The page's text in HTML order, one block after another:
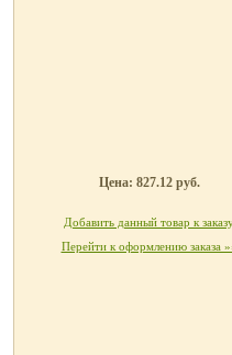
Цена: 827.12 руб.
Добавить данный товар к
Перейти к оформлению заказа